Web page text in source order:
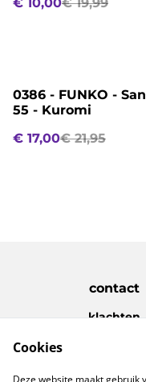
%
0386 - FUNKO -
55 - Kuromi
€ 17,00€ 21,95
contact
klachten
Cookies
Deze website maakt gebruik